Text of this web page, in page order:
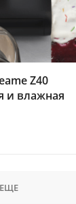
Z40
и влажная